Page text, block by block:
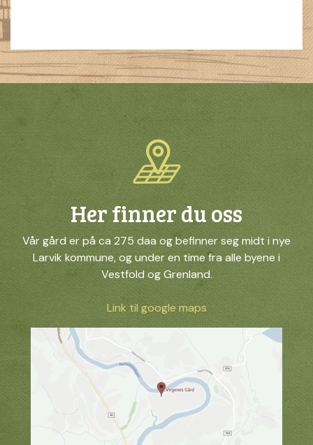
Her finner du oss
Vår gård er på ca 275 daa og befinner seg midt i nye
Larvik kommune, og under en time fra alle byene i
Vestfold og Grenland.
Link til google maps